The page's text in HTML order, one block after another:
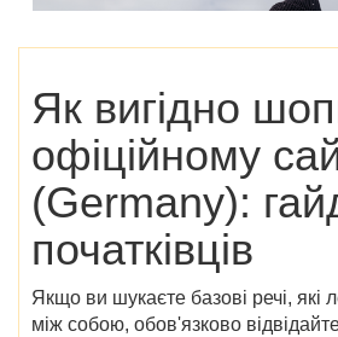
Як вигідно
офіційному
(Germany):
початківців
Якщо ви шукаєте базові речі, які
між собою, обов'язково